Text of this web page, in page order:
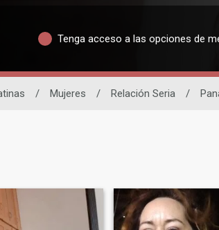
Tenga acceso a las opciones de
/ Mujeres / Relación Seria /